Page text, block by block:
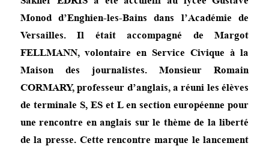
Monod d’Enghien-les-Bains dans l’Académie de
Versailles. Il était accompagné de Margot
FELLMANN, volontaire en Service Civique à la
Maison des journalistes. Monsieur Romain
CORMARY, professeur d’anglais, a réuni les élèves
de terminale S, ES et L en section européenne pour
une rencontre en anglais sur le thème de la liberté
de la presse. Cette rencontre marque le lancement